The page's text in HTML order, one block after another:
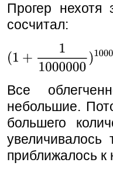
Прогер
сосчитал:
Все
небольшие.
большего
приближалось к